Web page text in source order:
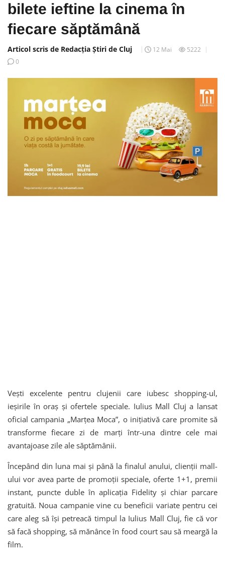
bilete ieftine la cinema în
fiecare săptămână
Articol scris de Redacția Știri de Cluj 12 Mai
5222
0
Vești excelente pentru clujenii care iubesc shopping-ul,
ieșirile în oraș și ofertele speciale. Iulius Mall Cluj a lansat
oficial campania „Marțea Moca”, o inițiativă care promite să
transforme fiecare zi de marți într-una dintre cele mai
avantajoase zile ale săptămânii.
Începând din luna mai și până la finalul anului, clienții mall-
ului vor avea parte de promoții speciale, oferte 1+1, premii
instant, puncte duble în aplicația Fidelity și chiar parcare
gratuită. Noua campanie vine cu beneficii variate pentru cei
care aleg să își petreacă timpul la Iulius Mall Cluj, fie că vor
să facă shopping, să mănânce în food court sau să meargă la
film.